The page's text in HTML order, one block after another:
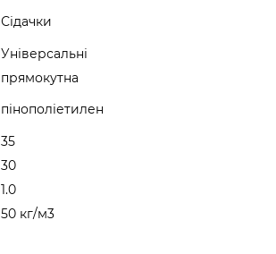
Сідачки
Універсальні
прямокутна
пінополіетилен
35
30
1.0
50 кг/м3